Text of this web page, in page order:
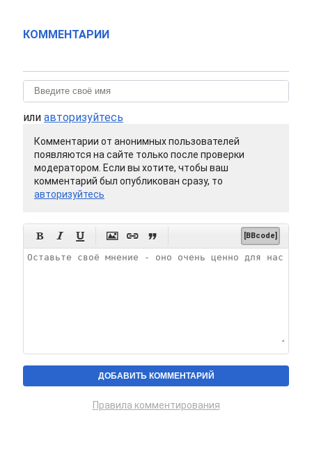
КОММЕНТАРИИ
или авторизуйтесь
Комментарии от анонимных пользователей
появляются на сайте только после проверки
модератором. Если вы хотите, чтобы ваш
комментарий был опубликован сразу, то
авторизуйтесь
      [BBcode]
Правила комментирования